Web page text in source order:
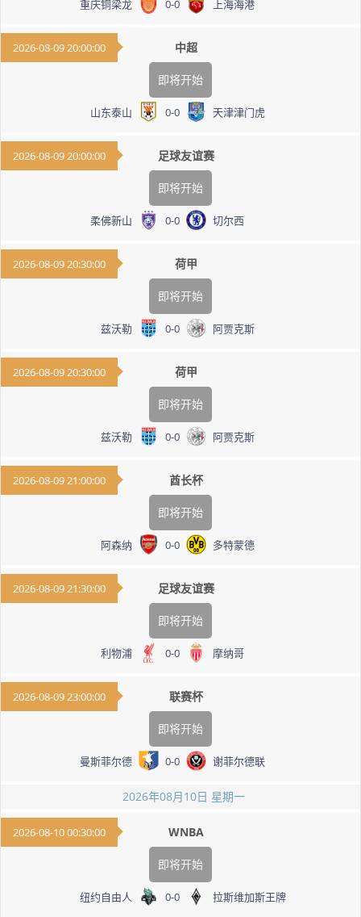
重庆铜梁龙 0-0 上海海港
2026-08-09 20:00:00 中超
即将开始
山东泰山 0-0 天津津门虎
2026-08-09 20:00:00 足球友谊赛
即将开始
柔佛新山 0-0 切尔西
2026-08-09 20:30:00 荷甲
即将开始
兹沃勒 0-0 阿贾克斯
2026-08-09 20:30:00 荷甲
即将开始
兹沃勒 0-0 阿贾克斯
2026-08-09 21:00:00 酋长杯
即将开始
阿森纳 0-0 多特蒙德
2026-08-09 21:30:00 足球友谊赛
即将开始
利物浦 0-0 摩纳哥
2026-08-09 23:00:00 联赛杯
即将开始
曼斯菲尔德 0-0 谢菲尔德联
2026年08月10日 星期一
2026-08-10 00:30:00 WNBA
即将开始
纽约自由人 0-0 拉斯维加斯王牌